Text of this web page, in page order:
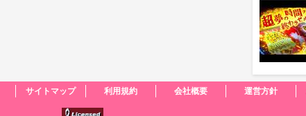
サイトマップ 利用規約 会社概要 運営方針